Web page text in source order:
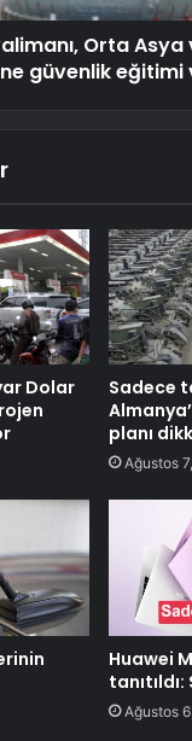
Orta
güvenlik eğitimi
Dolar
Sadece
planı
Ağustos
Huawei
Ağustos